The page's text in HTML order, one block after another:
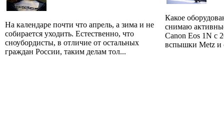
На календаре почти что апрель, а зима и не
собирается уходить. Естественно, что
сноубордисты, в отличие от остальных
граждан России, таким делам тол...
Какое
снимаю
Canon Eos 1N c
вспышки Metz и